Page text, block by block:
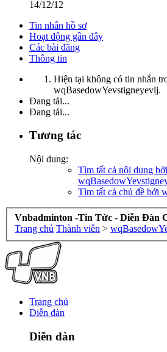
14/12/12
Tin nhắn hồ sơ
Hoạt động gần đây
Các bài đăng
Thông tin
Hiện tại không có tin nhắn
wqBasedowYevstigneyevlj.
Đang tải...
Đang tải...
Tương tác
Nội dung:
Tìm tất cả nội dung bởi
Tìm tất cả chủ đề bởi
Vnbadminton -Tin Tức - Diễn Đàn
Trang chủ Thành viên >
Trang chủ
Diễn đàn
Diễn đàn